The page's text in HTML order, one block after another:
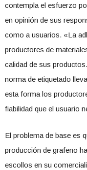
contempla el esfuerzo
en opinión de sus
como a usuarios. «La
productores de
calidad de sus
norma de etiquetado
esta forma los
fiabilidad que el usuario
El problema de base es
producción de grafeno
escollos en su